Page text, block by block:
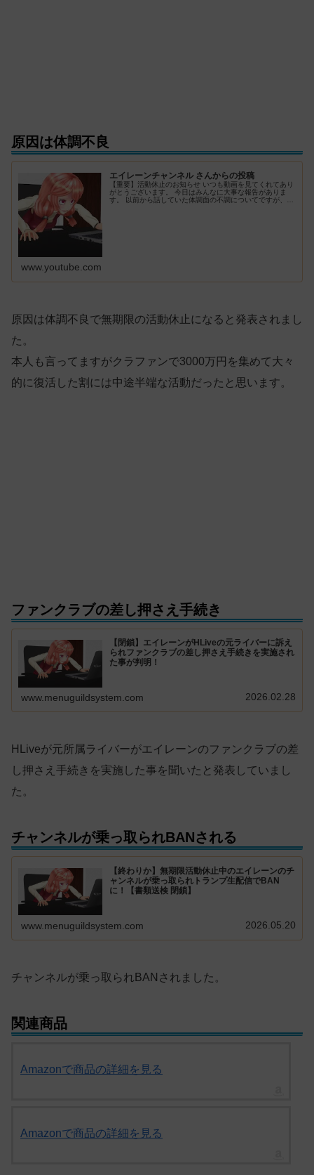
原因は体調不良
エイレーンチャンネル さんからの投稿
【重要】活動休止のお知らせ ​いつも動画を見てくれてあり
がとうございます。 今日はみんなに大事な報告がありま
す。 ​以前から話していた体調面の不調についてですが、医
www.youtube.com
原因は体調不良で無期限の活動休止になると発表されまし
た。
本人も言ってますがクラファンで3000万円を集めて大々
的に復活した割には中途半端な活動だったと思います。
ファンクラブの差し押さえ手続き
【閉鎖】エイレーンがHLiveの元ライバーに訴え
られファンクラブの差し押さえ手続きを実施され
た事が判明！
www.menuguildsystem.com 2026.02.28
HLiveが元所属ライバーがエイレーンのファンクラブの差
し押さえ手続きを実施した事を聞いたと発表していまし
た。
チャンネルが乗っ取られBANされる
【終わりか】無期限活動休止中のエイレーンのチ
ャンネルが乗っ取られトランプ生配信でBAN
に！【書類送検 閉鎖】
www.menuguildsystem.com 2026.05.20
チャンネルが乗っ取られBANされました。
関連商品
Amazonで商品の詳細を見る
Amazonで商品の詳細を見る